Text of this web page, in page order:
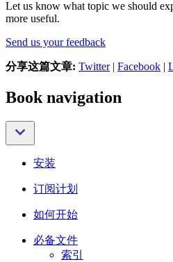
Let us know what topic we should
more useful.
Send us your feedback
分享这篇文章: Twitter| Facebook |
Book navigation
安装
订阅计划
如何开始
必备文件
索引